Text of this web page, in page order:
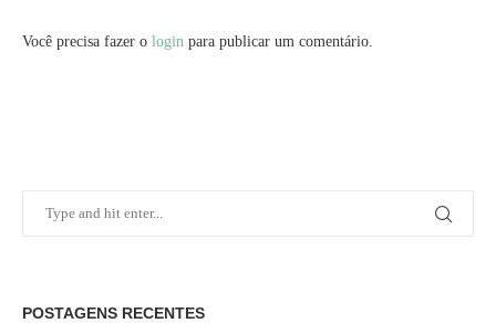
Você precisa fazer o login para publicar um comentário.
POSTAGENS RECENTES